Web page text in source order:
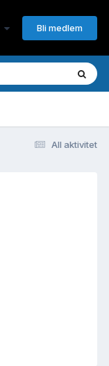
Bli medlem
All aktivitet